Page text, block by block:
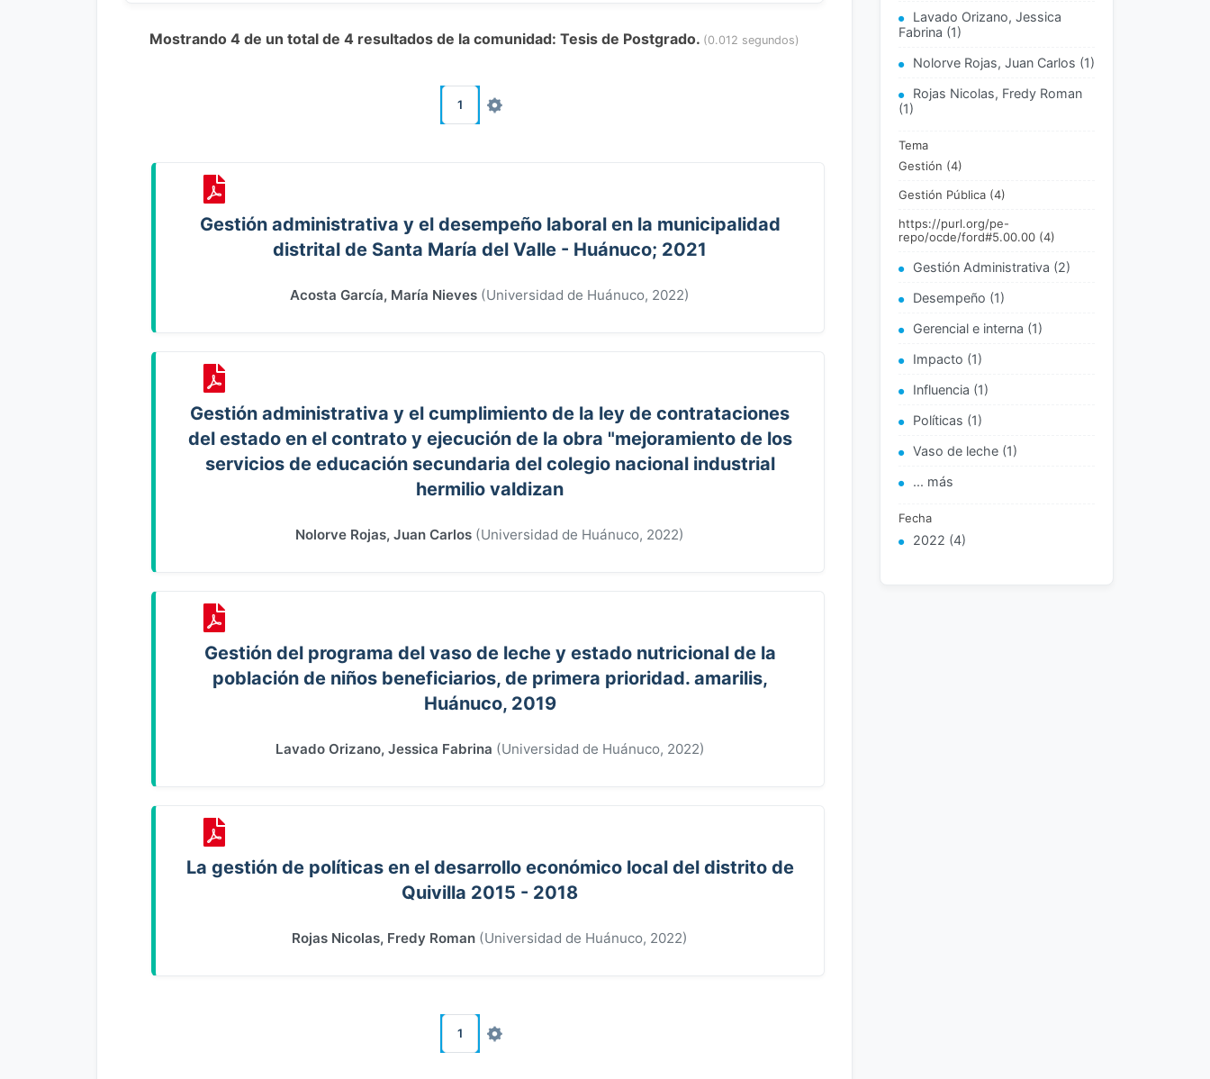
Mostrando 4 de un total de 4 resultados de la comunidad: Tesis de Postgrado. (0.012 segundos)
1
Gestión administrativa y el desempeño laboral en la municipalidad
distrital de Santa María del Valle - Huánuco; 2021
Acosta García, María Nieves (Universidad de Huánuco, 2022)
Gestión administrativa y el cumplimiento de la ley de contrataciones
del estado en el contrato y ejecución de la obra "mejoramiento de los
servicios de educación secundaria del colegio nacional industrial
hermilio valdizan
Nolorve Rojas, Juan Carlos (Universidad de Huánuco, 2022)
Gestión del programa del vaso de leche y estado nutricional de la
población de niños beneficiarios, de primera prioridad. amarilis,
Huánuco, 2019
Lavado Orizano, Jessica Fabrina (Universidad de Huánuco, 2022)
La gestión de políticas en el desarrollo económico local del distrito de
Quivilla 2015 - 2018
Rojas Nicolas, Fredy Roman (Universidad de Huánuco, 2022)
1
Lavado Orizano, Jessica
Fabrina (1)
Nolorve Rojas, Juan Carlos (1)
Rojas Nicolas, Fredy Roman
(1)
Tema
Gestión (4)
Gestión Pública (4)
https://purl.org/pe-
repo/ocde/ford#5.00.00 (4)
Gestión Administrativa (2)
Desempeño (1)
Gerencial e interna (1)
Impacto (1)
Influencia (1)
Políticas (1)
Vaso de leche (1)
... más
Fecha
2022 (4)